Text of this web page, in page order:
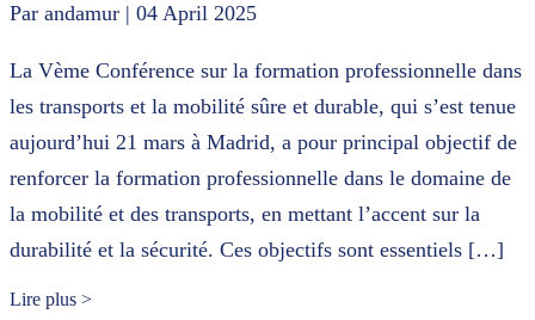
Par andamur | 04 April 2025
La Vème Conférence sur la formation professionnelle dans
les transports et la mobilité sûre et durable, qui s’est tenue
aujourd’hui 21 mars à Madrid, a pour principal objectif de
renforcer la formation professionnelle dans le domaine de
la mobilité et des transports, en mettant l’accent sur la
durabilité et la sécurité. Ces objectifs sont essentiels […]
Lire plus >